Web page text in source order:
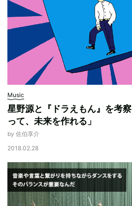
Music
星野源と『ドラえもん』を考
って、未来を作れる」
by 佐伯享介
2018.02.28